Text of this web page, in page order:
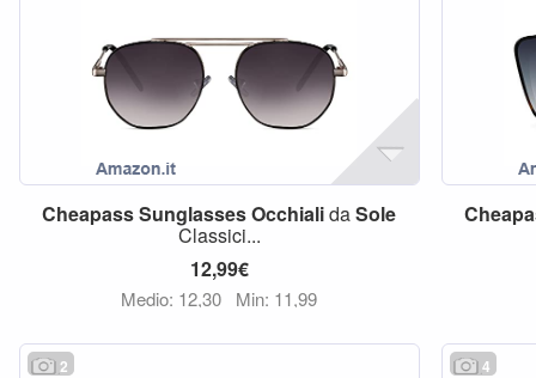
CheapassSunglassesOcchialidaSole
Classici...
12,99€
Medio: 12,30 Min: 11,99
2 4